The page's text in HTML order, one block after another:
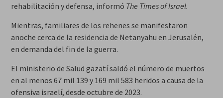
rehabilitación y defensa, informó The Times of Israel.
Mientras, familiares de los rehenes se manifestaron
anoche cerca de la residencia de Netanyahu en Jerusalén,
en demanda del fin de la guerra.
El ministerio de Salud gazatí saldó el número de muertos
en al menos 67 mil 139 y 169 mil 583 heridos a causa de la
ofensiva israelí, desde octubre de 2023.